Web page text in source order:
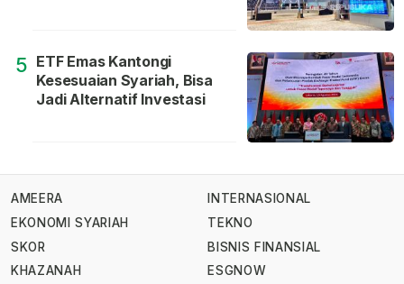
5 ETF Emas Kantongi
Kesesuaian Syariah, Bisa
Jadi Alternatif Investasi
AMEERA
EKONOMI SYARIAH
SKOR
KHAZANAH
INTERNASIONAL
TEKNO
BISNIS FINANSIAL
ESGNOW